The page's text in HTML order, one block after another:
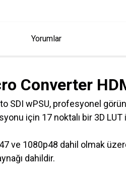
Yorumlar
Converter
SDI wPSU, profesyonel
için 17 noktalı bir 3D LUT
ve 1080p48 dahil olmak
dahildir.